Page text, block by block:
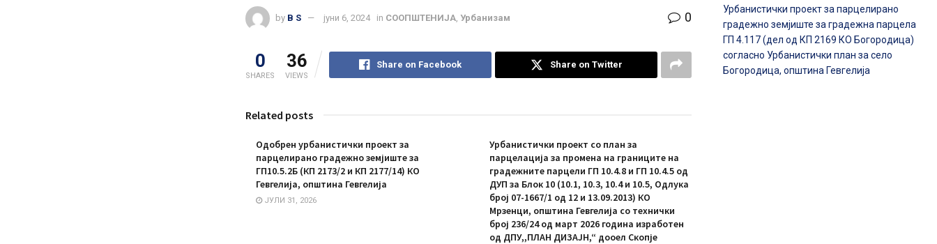
by B S јуни 6, 2024 in СООПШТЕНИЈА Урбанизам 0
0
SHARES
36
VIEWS
Share on Facebook Share on Twitter
Related posts
Одобрен урбанистички проект за
парцелирано градежно земјиште за
ГП10.5.2Б (КП 2173/2 и КП 2177/14) КО
Гевгелија, општина Гевгелија
ЈУЛИ 31, 2026
Урбанистички проект со план за
парцелација за промена на границите на
градежните парцели ГП 10.4.8 и ГП 10.4.5 од
ДУП за Блок 10 (10.1, 10.3, 10.4 и 10.5, Одлука
број 07-1667/1 од 12 и 13.09.2013) КО
Мрзенци, општина Гевгелија со технички
број 236/24 од март 2026 година изработен
од ДПУ,,ПЛАН ДИЗАЈН,“ дооел Скопје
Урбанистички проект за парцелирано
градежно земјиште за градежна парцела
ГП 4.117 (дел од КП 2169 КО Богородица)
согласно Урбанистички план за село
Богородица, општина Гевгелија